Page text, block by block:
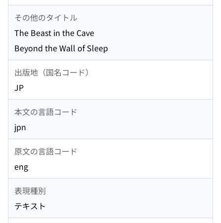
その他のタイトル
The Beast in the Cave
Beyond the Wall of Sleep
出版地（国名コード）
JP
本文の言語コード
jpn
原文の言語コード
eng
表現種別
テキスト